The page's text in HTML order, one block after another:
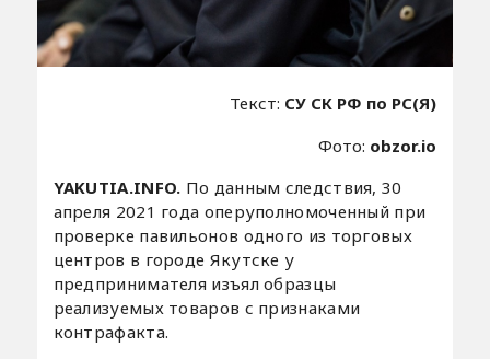
Текст: СУ СК РФ по РС(Я)
Фото: obzor.io
YAKUTIA.INFO. По данным следствия, 30
апреля 2021 года оперуполномоченный при
проверке павильонов одного из торговых
центров в городе Якутске у
предпринимателя изъял образцы
реализуемых товаров с признаками
контрафакта.